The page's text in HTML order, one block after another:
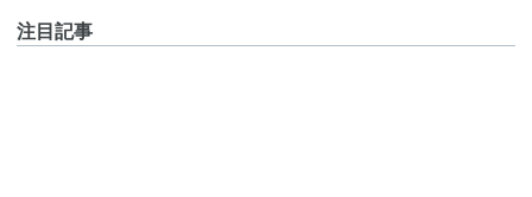
注目記事